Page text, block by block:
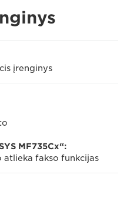
įrenginys
MF735Cx“:
atlieka fakso funkcijas